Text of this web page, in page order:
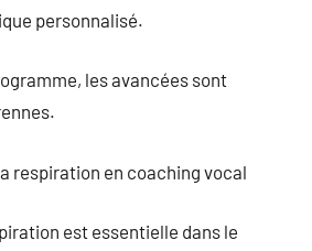
personnalisé.
les avancées sont
respiration en coaching vocal
est essentielle dans le